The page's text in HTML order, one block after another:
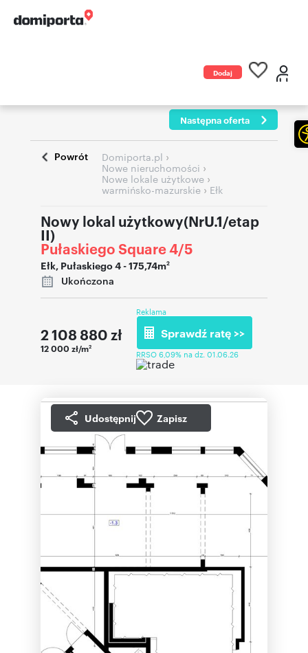
Dodaj
Następna oferta
Powrót Domiporta.pl ›
Nowe nieruchomości ›
Nowe lokale użytkowe ›
warmińsko-mazurskie › Ełk
Nowy lokal użytkowy(NrU.1/etap
II)
Pułaskiego Square 4/5
Ełk, Pułaskiego 4- 175,74m2
Ukończona
2 108 880 zł
12 000 zł/m2
Reklama
Sprawdź ratę >>
RRSO 6,09% na dz. 01.06.26
Udostępnij Zapisz